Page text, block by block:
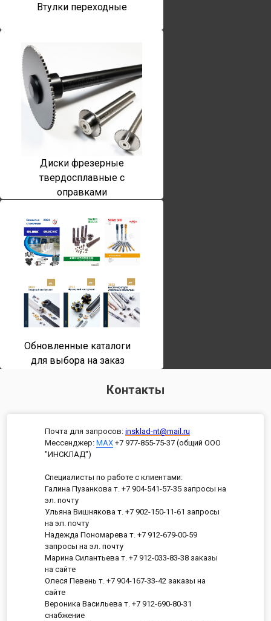
Втулки переходные
Диски фрезерные
твердосплавные с
оправками
Обновленные каталоги
для выбора на заказ
Контакты
Почта для запросов: insklad-nt@mail.ru
Мессенджер: MAX +7 977-855-75-37 (общий ООО
"ИНСКЛАД")
Специалисты по работе с клиентами:
Галина Пузанкова т. +7 904-541-57-35 запросы на
эл. почту
Ульяна Вишнякова т. +7 902-150-11-61 запросы
на эл. почту
Надежда Пономарева т. +7 912-679-00-59
запросы на эл. почту
Марина Силантьева т. +7 912-033-83-38 заказы
на сайте
Олеся Певень т. +7 904-167-33-42 заказы на
сайте
Вероника Васильева т. +7 912-690-80-31
снабжение